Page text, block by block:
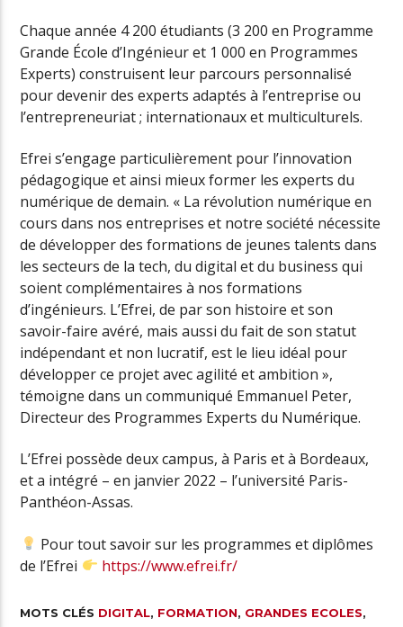
Chaque année 4 200 étudiants (3 200 en Programme
Grande École d’Ingénieur et 1 000 en Programmes
Experts) construisent leur parcours personnalisé
pour devenir des experts adaptés à l’entreprise ou
l’entrepreneuriat ; internationaux et multiculturels.
Efrei s’engage particulièrement pour l’innovation
pédagogique et ainsi mieux former les experts du
numérique de demain. « La révolution numérique en
cours dans nos entreprises et notre société nécessite
de développer des formations de jeunes talents dans
les secteurs de la tech, du digital et du business qui
soient complémentaires à nos formations
d’ingénieurs. L’Efrei, de par son histoire et son
savoir-faire avéré, mais aussi du fait de son statut
indépendant et non lucratif, est le lieu idéal pour
développer ce projet avec agilité et ambition »,
témoigne dans un communiqué Emmanuel Peter,
Directeur des Programmes Experts du Numérique.
L’Efrei possède deux campus, à Paris et à Bordeaux,
et a intégré – en janvier 2022 – l’université Paris-
Panthéon-Assas.
Pour tout savoir sur les programmes et diplômes
de l’Efrei
https://www.efrei.fr/
MOTS CLÉS DIGITAL, FORMATION, GRANDES ECOLES,